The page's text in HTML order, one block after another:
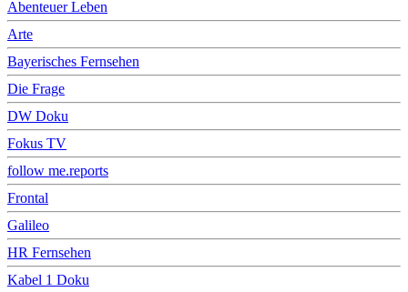
Abenteuer Leben
Arte
Bayerisches Fernsehen
Die Frage
DW Doku
Fokus TV
follow me.reports
Frontal
Galileo
HR Fernsehen
Kabel 1 Doku